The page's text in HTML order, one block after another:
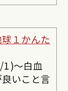
１かんた
)〜白血
いこと言